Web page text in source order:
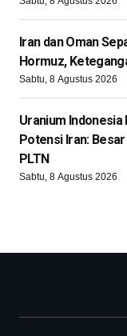
Iran dan Oman
Hormuz,
Sabtu, 8 Agustus 2026
Uranium Indonesia
Potensi Iran:
PLTN
Sabtu, 8 Agustus 2026